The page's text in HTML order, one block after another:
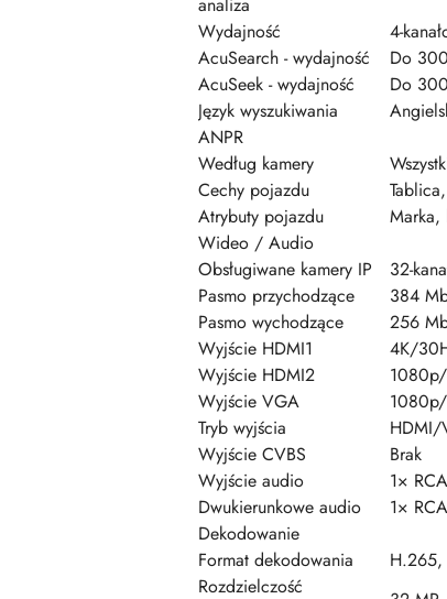
Wydajność
4-
AcuSearch - wydajność
Do
AcuSeek - wydajność
Do
Język wyszukiwania
ANPR
Według kamery
Cechy pojazdu
Atrybuty pojazdu
Wideo / Audio
Obsługiwane kamery IP
32-
Pasmo przychodzące
384
Pasmo wychodzące
256
Wyjście HDMI1
4K/
Wyjście HDMI2
Wyjście VGA
Tryb wyjścia
HDMI/
Wyjście CVBS
Brak
Wyjście audio
1× RCA
Dwukierunkowe audio
1×
Dekodowanie
Format dekodowania
Rozdzielczość